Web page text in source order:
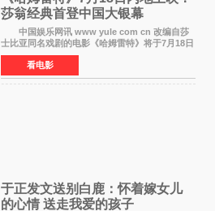
莎翁经典首登中国大银幕
中国娱乐网讯 www yule com cn 改编自莎
士比亚同名戏剧的电影《哈姆雷特》将于7月18日
在中国内地上映。这部跨越四百年的文学经典被
搬上大银幕，为观众带来一场视觉与听觉的双重
盛宴。 《
看电影
于正发文送别白鹿：怀着嫁女儿
的心情 送走我爱的孩子